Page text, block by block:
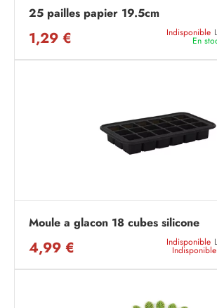
25 pailles papier 19.5cm
1,29 € Indisponible
En
Moule a glacon 18 cubes silicone
4,99 € Indisponible
Indisponible